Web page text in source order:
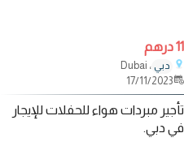
11 درهم
دبي ، Dubai
17/11/2023
تأجير مبردات هواء للحفلات للإيجار
في دبي.